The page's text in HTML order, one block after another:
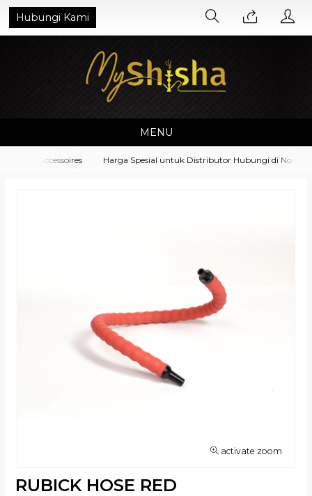
Hubungi Kami
MENU
Accessoires Harga Spesial untuk Distributor Hubungi di No.
activate zoom
RUBICK HOSE RED